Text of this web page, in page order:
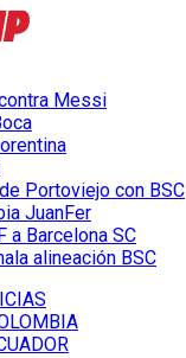
Messi
Portoviejo con BSC
JuanFer
a Barcelona SC
alineación BSC